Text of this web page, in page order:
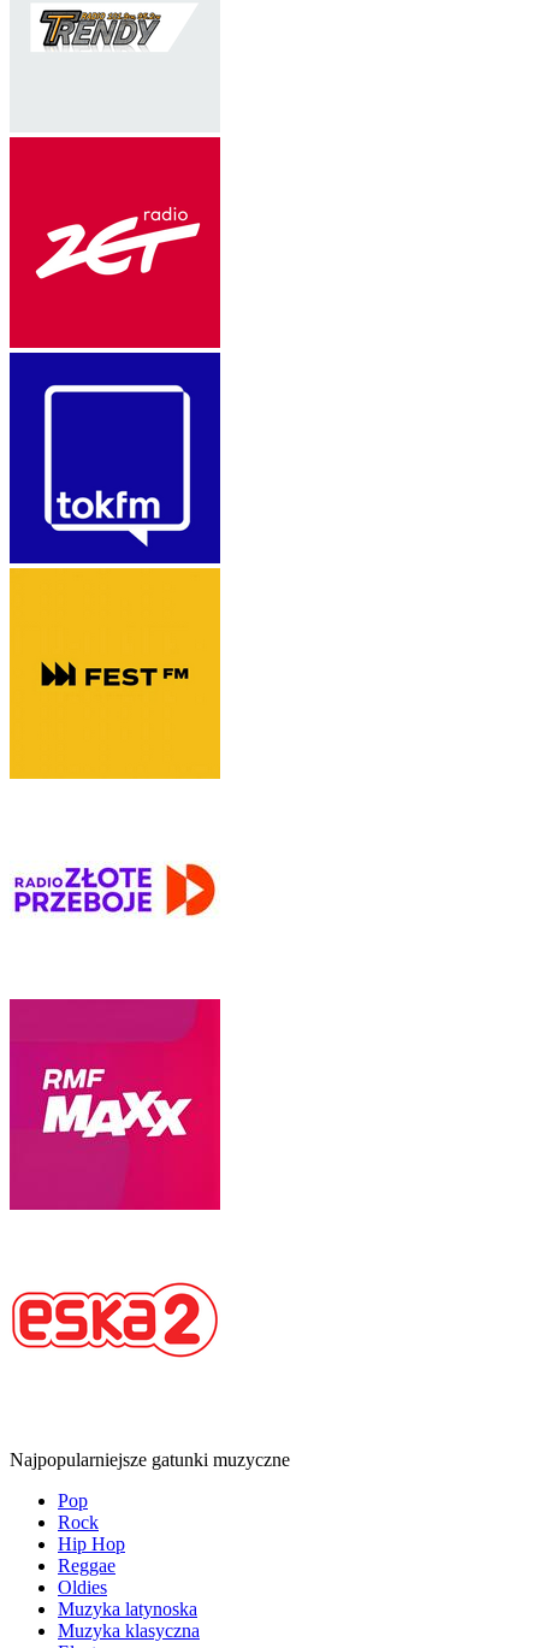
Najpopularniejsze gatunki muzyczne
Pop
Rock
Hip Hop
Reggae
Oldies
Muzyka latynoska
Muzyka klasyczna